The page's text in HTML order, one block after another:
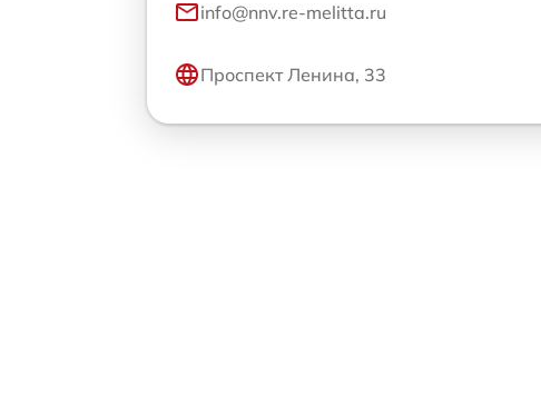
info@nnv.re-melitta.ru
Проспект Ленина, 33